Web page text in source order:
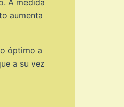
A medida
aumenta
óptimo a
a su vez